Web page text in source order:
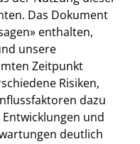
Das Dokument
enthalten,
unsere
Zeitpunkt
Risiken,
dazu
und
deutlich